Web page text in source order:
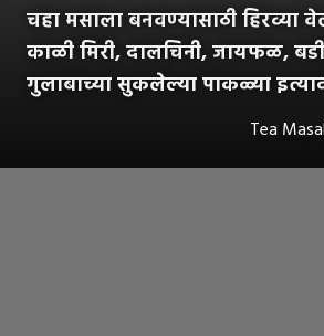
चहा मसाला बनवण्यासाठी हिरव्या
काळी मिरी, दालचिनी, जायफळ,
गुलाबाच्या सुकलेल्या पाकळ्या
Tea